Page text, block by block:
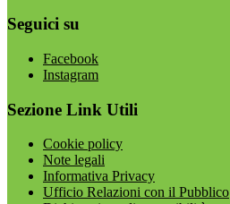
Seguici su
Facebook
Instagram
Sezione Link Utili
Cookie policy
Note legali
Informativa Privacy
Ufficio Relazioni con il Pubblico